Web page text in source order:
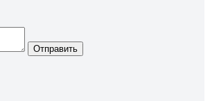
Отправить